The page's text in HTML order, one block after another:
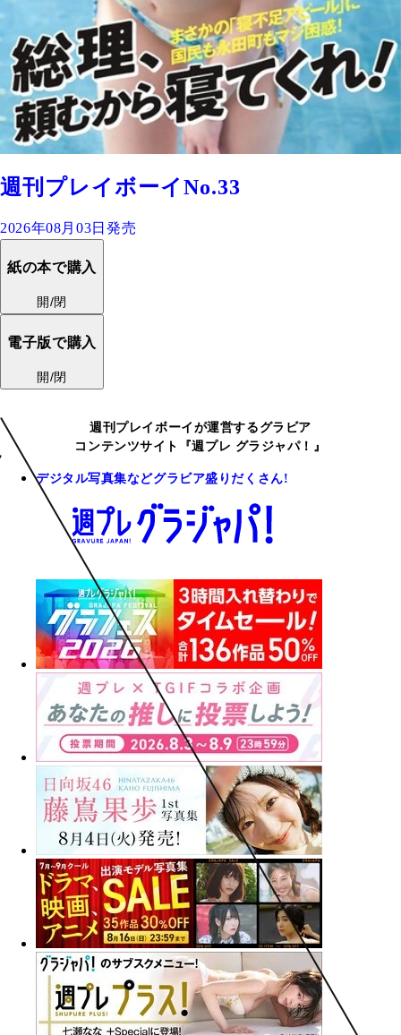
週刊プレイボーイNo.33
2026年08月03日発売
紙の本で購入
開/閉
電子版で購入
開/閉
週刊プレイボーイが運営するグラビア
コンテンツサイト『週プレ グラジャパ！』
デジタル写真集などグラビア盛りだくさん!